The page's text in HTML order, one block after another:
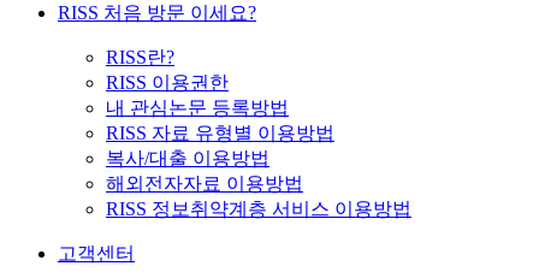
RISS 처음 방문 이세요?
RISS란?
RISS 이용권한
내 관심논문 등록방법
RISS 자료 유형별 이용방법
복사/대출 이용방법
해외전자자료 이용방법
RISS 정보취약계층 서비스 이용방법
고객센터